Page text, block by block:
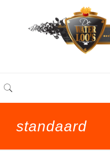
standaard